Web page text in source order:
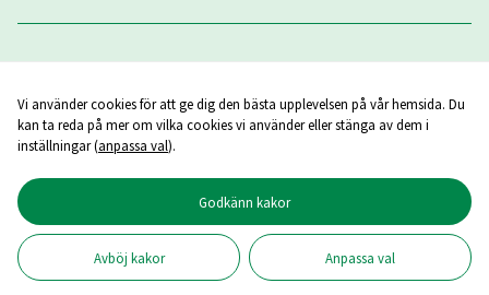
Copyright ©2026Reumatikerförbundet
Vi använder cookies för att ge dig den bästa upplevelsen på vår hemsida. Du
kan ta reda på mer om vilka cookies vi använder eller stänga av dem i
inställningar (anpassa val).
Godkänn kakor
Avböj kakor Anpassa val